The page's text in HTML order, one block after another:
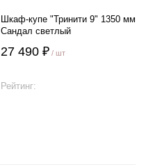
Шкаф-купе "Тринити 9" 1350 мм
Сандал светлый
27 490 ₽ / шт
Рейтинг: